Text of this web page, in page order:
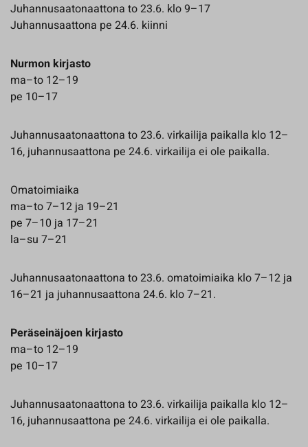
Juhannusaatonaattona to 23.6. klo 9–17
Juhannusaattona pe 24.6. kiinni
Nurmon kirjasto
ma–to 12–19
pe 10–17
Juhannusaatonaattona to 23.6. virkailija paikalla klo 12–
16, juhannusaattona pe 24.6. virkailija ei ole paikalla.
Omatoimiaika
ma–to 7–12 ja 19–21
pe 7–10 ja 17–21
la–su 7–21
Juhannusaatonaattona to 23.6. omatoimiaika klo 7–12 ja
16–21 ja juhannusaattona 24.6. klo 7–21.
Peräseinäjoen kirjasto
ma–to 12–19
pe 10–17
Juhannusaatonaattona to 23.6. virkailija paikalla klo 12–
16, juhannusaattona pe 24.6. virkailija ei ole paikalla.